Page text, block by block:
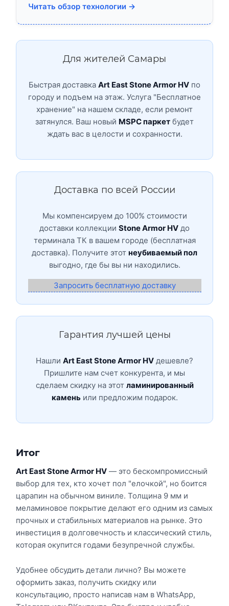
Читать обзор технологии →
Для жителей Самары
Быстрая доставка Art East Stone Armor HV по
городу и подъем на этаж. Услуга "Бесплатное
хранение" на нашем складе, если ремонт
затянулся. Ваш новый MSPC паркет будет
ждать вас в целости и сохранности.
Доставка по всей России
Мы компенсируем до 100% стоимости
доставки коллекции Stone Armor HV до
терминала ТК в вашем городе (бесплатная
доставка). Получите этот неубиваемый пол
выгодно, где бы вы ни находились.
Запросить бесплатную доставку
Гарантия лучшей цены
Нашли Art East Stone Armor HV дешевле?
Пришлите нам счет конкурента, и мы
сделаем скидку на этот ламинированный
каменьили предложим подарок.
Итог
Art East Stone Armor HV — это бескомпромиссный
выбор для тех, кто хочет пол "елочкой", но боится
царапин на обычном виниле. Толщина 9 мм и
меламиновое покрытие делают его одним из самых
прочных и стабильных материалов на рынке. Это
инвестиция в долговечность и классический стиль,
которая окупится годами безупречной службы.
Удобнее обсудить детали лично? Вы можете
оформить заказ, получить скидку или
консультацию, просто написав нам в WhatsApp,